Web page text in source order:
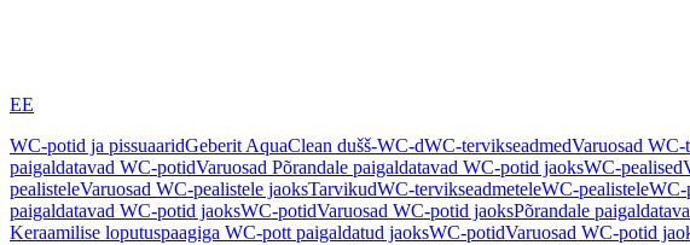
EE
WC-potid ja pissuaaridGeberit AquaClean dušš-WC-dWC-tervikseadmedVaruosad WC-
paigaldatavad WC-potidVaruosad Põrandale paigaldatavad WC-potid jaoksWC-pealised
pealisteleVaruosad WC-pealistele jaoksTarvikudWC-tervikseadmeteleWC-pealisteleWC-
paigaldatavad WC-potid jaoksWC-potidVaruosad WC-potid jaoksPõrandale
Keraamilise loputuspaagiga WC-pott paigaldatud jaoksWC-potidVaruosad WC-potid